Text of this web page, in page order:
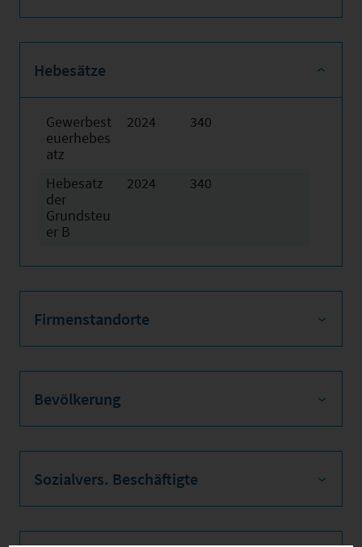
Hebesätze
Gewerbest
euerhebes
atz
2024 340
Hebesatz
der
Grundsteu
er B
2024 340
Firmenstandorte
Bevölkerung
Sozialvers. Beschäftigte